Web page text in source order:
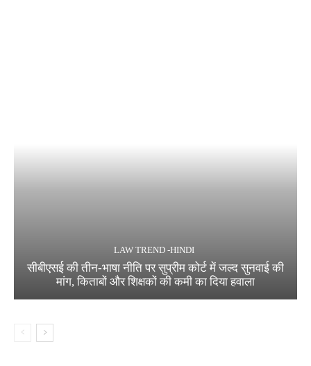
LAW TREND -HINDI
सीबीएसई की तीन-भाषा नीति पर सुप्रीम कोर्ट में जल्द सुनवाई की
मांग, किताबों और शिक्षकों की कमी का दिया हवाला